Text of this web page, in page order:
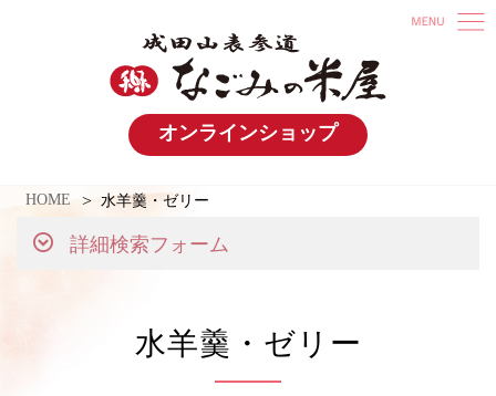
オンラインショップ
HOME 水羊羹・ゼリー
詳細検索フォーム
水羊羹・ゼリー